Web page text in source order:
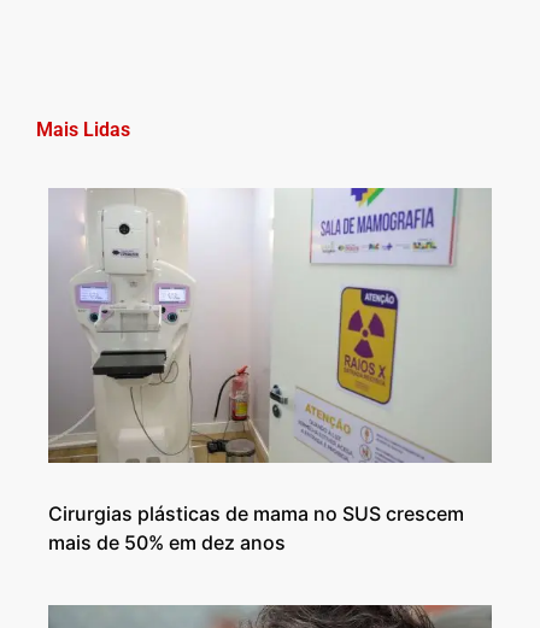
Mais Lidas
Cirurgias plásticas de mama no SUS crescem
mais de 50% em dez anos